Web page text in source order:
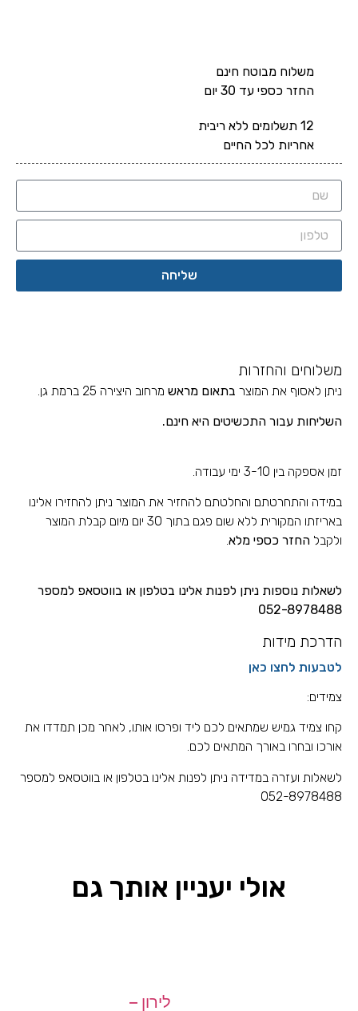
משלוח מבוטח חינם
החזר כספי עד 30 יום
12 תשלומים ללא ריבית
אחריות לכל החיים
שליחה
משלוחים והחזרות
ניתן לאסוף את המוצר בתאום מראש מרחוב היצירה 25 ברמת גן.
השליחות עבור התכשיטים היא חינם.
זמן אספקה בין 3-10 ימי עבודה.
במידה והתחרטתם והחלטתם להחזיר את המוצר ניתן להחזירו אלינו
באריזתו המקורית ללא שום פגם בתוך 30 יום מיום קבלת המוצר
ולקבל החזר כספי מלא.
לשאלות נוספות ניתן לפנות אלינו בטלפון או בווטסאפ למספר
052-8978488
הדרכת מידות
לטבעות לחצו כאן
צמידים:
קחו צמיד גמיש שמתאים לכם ליד ופרסו אותו, לאחר מכן תמדדו את
אורכו ובחרו באורך המתאים לכם.
לשאלות ועזרה במדידה ניתן לפנות אלינו בטלפון או בווטסאפ למספר
052-8978488
אולי יעניין אותך גם
לירון –